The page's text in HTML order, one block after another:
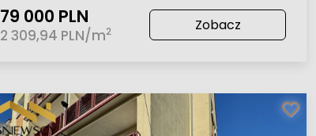
79 000 PLN
2 309,94 PLN/m2 Zobacz